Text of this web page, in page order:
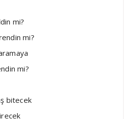
mi?
mi?
mi?
bitecek